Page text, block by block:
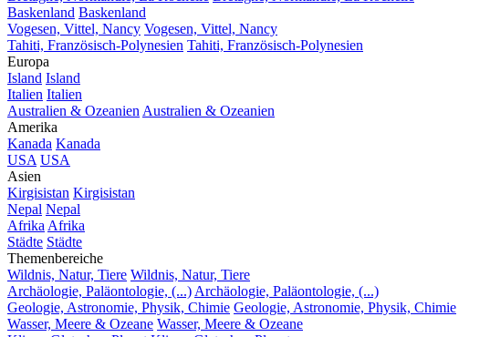
Baskenland Baskenland
Vogesen, Vittel, Nancy Vogesen, Vittel, Nancy
Tahiti, Französisch-Polynesien Tahiti, Französisch-Polynesien
Europa
Island Island
Italien Italien
Australien & Ozeanien Australien & Ozeanien
Amerika
Kanada Kanada
USA USA
Asien
Kirgisistan Kirgisistan
Nepal Nepal
Afrika Afrika
Städte Städte
Themenbereiche
Wildnis, Natur, Tiere Wildnis, Natur, Tiere
Archäologie, Paläontologie, (...) Archäologie, Paläontologie, (...)
Geologie, Astronomie, Physik, Chimie Geologie, Astronomie, Physik, Chimie
Wasser, Meere & Ozeane Wasser, Meere & Ozeane